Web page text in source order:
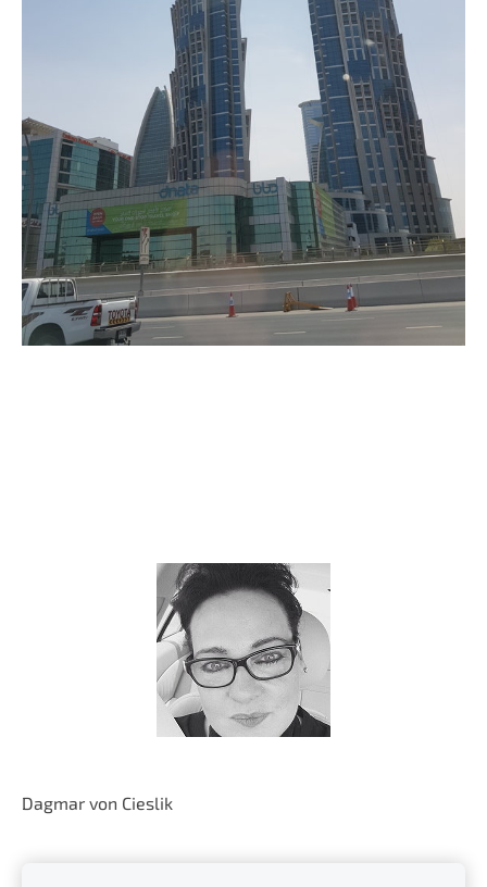
Dagmar von Cieslik